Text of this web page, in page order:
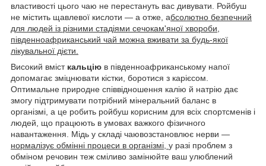
властивості цього чаю не перестануть вас дивувати. Ройбуш
не містить щавлевої кислоти — а отже, абсолютно безпечний
для людей із різними стадіями сечокам'яної хвороби,
південноафриканський чай можна вживати за будь-якої
лікувальної дієти.
Високий вміст кальцію в південноафриканському напої
допомагає зміцнювати кістки, боротися з карієсом.
Оптимальне природне співвідношення калію й натрію дає
змогу підтримувати потрібний мінеральний баланс в
організмі, а це робить ройбуш корисним для всіх спортсменів і
людей, що працюють в умовах важкого фізичного
навантаження. Мідь у складі чаювозстановлює нерви —
нормалізує обмінні процеси в організмі, у разі проблем з
обміном речовин теж сміливо замінюйте ваш улюблений